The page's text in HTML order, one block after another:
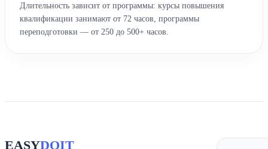
Длительность зависит от программы: курсы повышения
квалификации занимают от 72 часов, программы
переподготовки — от 250 до 500+ часов.
EASYDOIT